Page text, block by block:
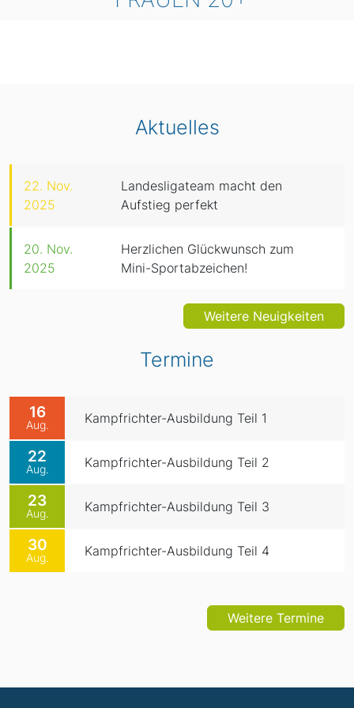
Aktuelles
22. Nov.
2025
Landesligateam macht den
Aufstieg perfekt
20. Nov.
2025
Herzlichen Glückwunsch zum
Mini-Sportabzeichen!
Weitere Neuigkeiten
Termine
16
Aug. Kampfrichter-Ausbildung Teil 1
22
Aug. Kampfrichter-Ausbildung Teil 2
23
Aug. Kampfrichter-Ausbildung Teil 3
30
Aug. Kampfrichter-Ausbildung Teil 4
Weitere Termine